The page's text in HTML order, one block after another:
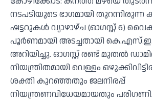
നടപടിയുടെ ഭാഗമായി തുറന്നിരുന്ന
ഷട്ടറുകള്‍ വ്യാഴാഴ്ച (ഓഗസ്റ്റ് 6)
പൂര്‍ണമായി അടച്ചതായി
അറിയിച്ചു. ഓഗസ്റ്റ് രണ്ട് മുതല്‍
നിയന്ത്രിതമായി വെള്ളം
ശക്തി കുറഞ്ഞതും ജലനിരപ്പ്
നിയന്ത്രണവിധേയമായതും